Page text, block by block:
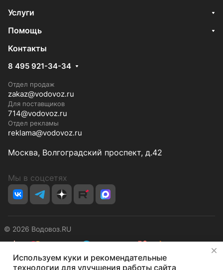
Услуги
Помощь
Контакты
8 495 921-34-34
Отдел продаж
zakaz@vodovoz.ru
Для поставщиков
714@vodovoz.ru
Отдел рекламы
reklama@vodovoz.ru
Москва, Волгоградский проспект, д.42
Мы в соцсетях
© 2026 Водовоз.RU
КонфиденциальностьОферта
Используем куки и рекомендательные
технологии для улучшения работы сайта